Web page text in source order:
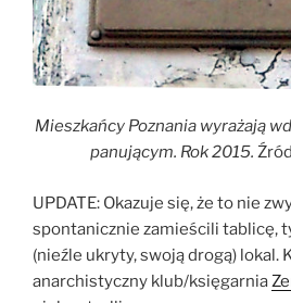
Mieszkańcy Poznania wyrażają
panującym. Rok 2015.
UPDATE: Okazuje się, że to nie
spontanicznie zamieścili tablicę,
(nieźle ukryty, swoją drogą) lokal.
anarchistyczny klub/księgarnia